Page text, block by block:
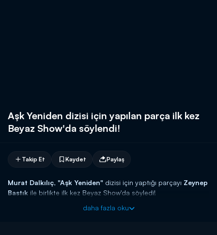
Aşk Yeniden dizisi için yapılan parça ilk kez
Beyaz Show'da söylendi!
Takip Et Kaydet Paylaş
Murat Dalkılıç, "Aşk Yeniden" dizisi için yaptığı parçayı Zeynep
Bastık ile birlikte ilk kez Beyaz Show'da söyledi!
daha fazla oku